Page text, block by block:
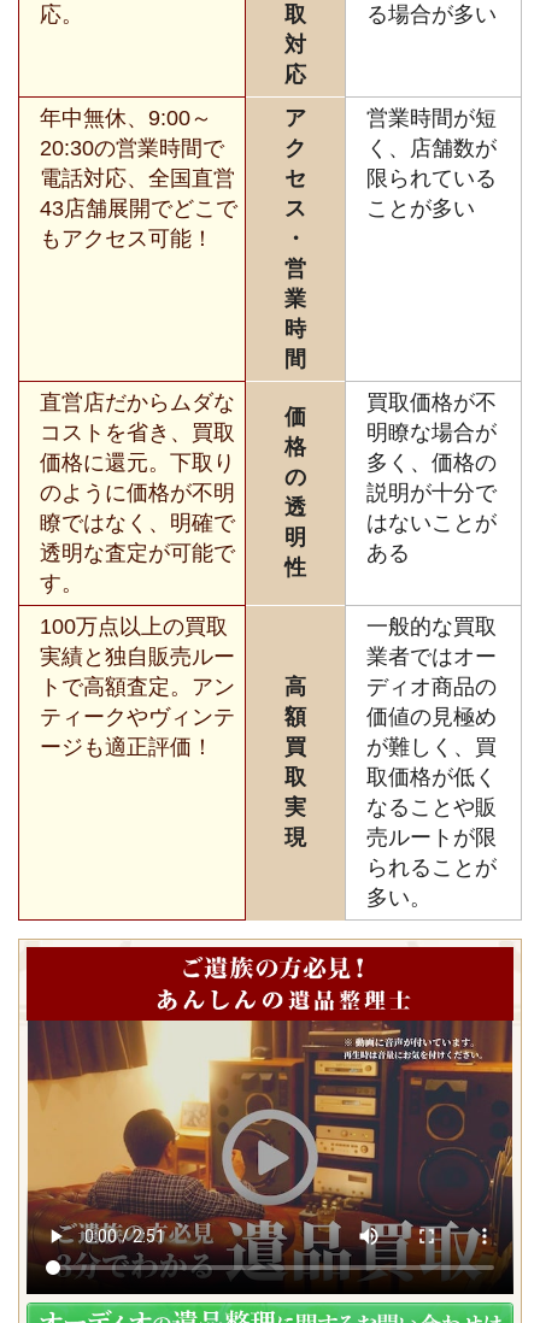
応。
取
対
応
る場合が多い
年中無休、9:00～
20:30の営業時間で
電話対応、全国直営
43店舗展開でどこで
もアクセス可能！
ア
ク
セ
ス
・
営
業
時
間
営業時間が短
く、店舗数が
限られている
ことが多い
直営店だからムダな
コストを省き、買取
価格に還元。下取り
のように価格が不明
瞭ではなく、明確で
透明な査定が可能で
す。
価
格
の
透
明
性
買取価格が不
明瞭な場合が
多く、価格の
説明が十分で
はないことが
ある
100万点以上の買取
実績と独自販売ルー
トで高額査定。アン
ティークやヴィンテ
ージも適正評価！
高
額
買
取
実
現
一般的な買取
業者ではオー
ディオ商品の
価値の見極め
が難しく、買
取価格が低く
なることや販
売ルートが限
られることが
多い。